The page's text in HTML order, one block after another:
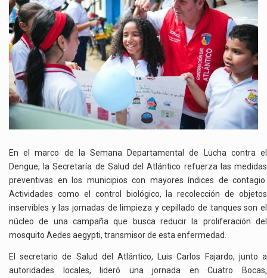
FRENTE
A
LA
AMENAZA
DEL
DENGUE
En el marco de la Semana Departamental de Lucha contra el
Dengue, la Secretaría de Salud del Atlántico refuerza las medidas
preventivas en los municipios con mayores índices de contagio.
Actividades como el control biológico, la recolección de objetos
inservibles y las jornadas de limpieza y cepillado de tanques son el
núcleo de una campaña que busca reducir la proliferación del
mosquito Aedes aegypti, transmisor de esta enfermedad.
El secretario de Salud del Atlántico, Luis Carlos Fajardo, junto a
autoridades locales, lideró una jornada en Cuatro Bocas,